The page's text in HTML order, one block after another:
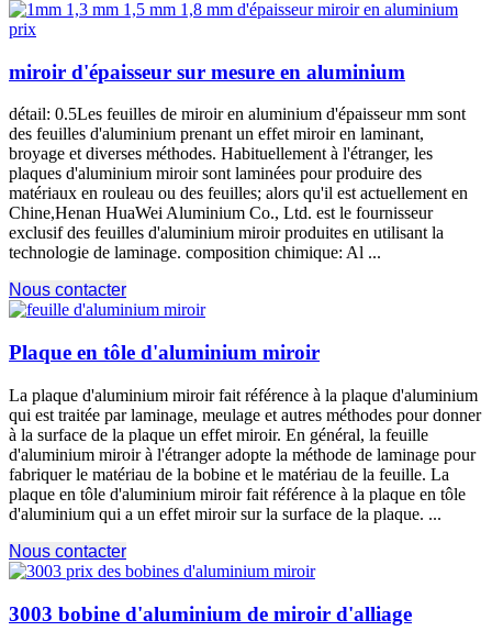
miroir d'épaisseur sur mesure en aluminium
détail: 0.5Les feuilles de miroir en aluminium d'épaisseur mm sont
des feuilles d'aluminium prenant un effet miroir en laminant,
broyage et diverses méthodes. Habituellement à l'étranger, les
plaques d'aluminium miroir sont laminées pour produire des
matériaux en rouleau ou des feuilles; alors qu'il est actuellement en
Chine,Henan HuaWei Aluminium Co., Ltd. est le fournisseur
exclusif des feuilles d'aluminium miroir produites en utilisant la
technologie de laminage. composition chimique: Al ...
Nous contacter
Plaque en tôle d'aluminium miroir
La plaque d'aluminium miroir fait référence à la plaque d'aluminium
qui est traitée par laminage, meulage et autres méthodes pour donner
à la surface de la plaque un effet miroir. En général, la feuille
d'aluminium miroir à l'étranger adopte la méthode de laminage pour
fabriquer le matériau de la bobine et le matériau de la feuille. La
plaque en tôle d'aluminium miroir fait référence à la plaque en tôle
d'aluminium qui a un effet miroir sur la surface de la plaque. ...
Nous contacter
3003 bobine d'aluminium de miroir d'alliage